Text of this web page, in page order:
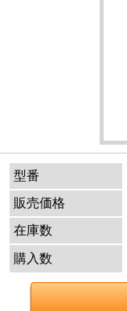
型番
販売価格
在庫数
購入数